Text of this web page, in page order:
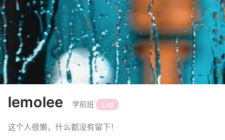
lemolee 学前班 Lv0
这个人很懒，什么都没有留下！